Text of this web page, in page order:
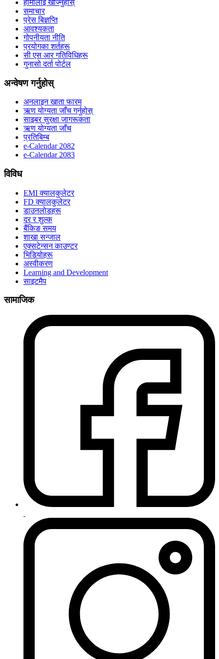
हामीलाई खोज्नुहोस्
समाचार
प्रेस बिज्ञप्ति
आवश्यकता
गोपनीयता नीति
प्रयोगका शर्तहरू
सी एस आर गतिविधिहरू
गुनासो दर्ता पोर्टल
अन्वेषण गर्नुहोस्
अनलाइन खाता फारम
ऋण योग्यता जाँच गर्नुहोस्
साइबर सुरक्षा जागरूकता
ऋण योग्यता जाँच
प्रतिबिम्ब
e-Calendar 2082
e-Calendar 2083
विविध
EMI क्यालकुलेटर
FD क्यालकुलेटर
डाउनलोडहरू
दर र शुल्क
बैंकिङ समय
शाखा सन्जाल
एक्सटेन्सन काउण्टर
भिडियोहरू
अस्वीकरण
Learning and Development
साइटमैप
सामाजिक